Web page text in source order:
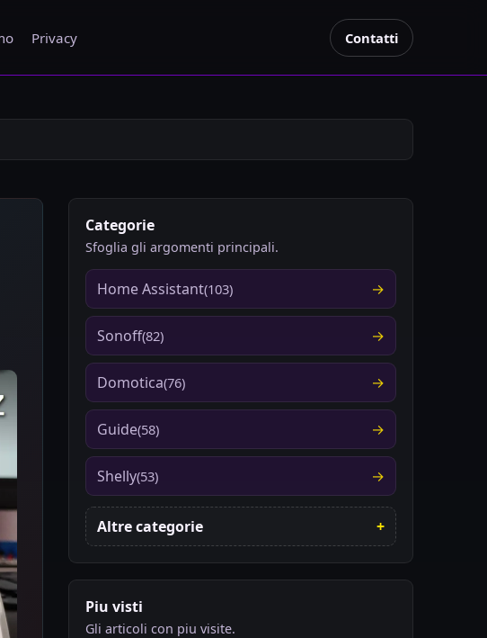
Privacy Contatti
Categorie
Sfoglia gli argomenti principali.
Home Assistant(103)
Sonoff(82)
Domotica(76)
Guide(58)
Shelly(53)
Altre categorie
Piu visti
Gli articoli con piu visite.